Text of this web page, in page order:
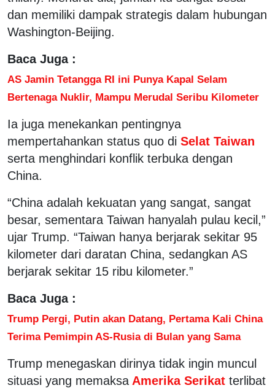
dan memiliki dampak strategis dalam hubungan
Washington-Beijing.
Baca Juga :
AS Jamin Tetangga RI ini Punya Kapal Selam
Bertenaga Nuklir, Mampu Merudal Seribu Kilometer
Ia juga menekankan pentingnya
mempertahankan status quo di Selat Taiwan
serta menghindari konflik terbuka dengan
China.
“China adalah kekuatan yang sangat, sangat
besar, sementara Taiwan hanyalah pulau kecil,”
ujar Trump. “Taiwan hanya berjarak sekitar 95
kilometer dari daratan China, sedangkan AS
berjarak sekitar 15 ribu kilometer.”
Baca Juga :
Trump Pergi, Putin akan Datang, Pertama Kali China
Terima Pemimpin AS-Rusia di Bulan yang Sama
Trump menegaskan dirinya tidak ingin muncul
situasi yang memaksa Amerika Serikat terlibat